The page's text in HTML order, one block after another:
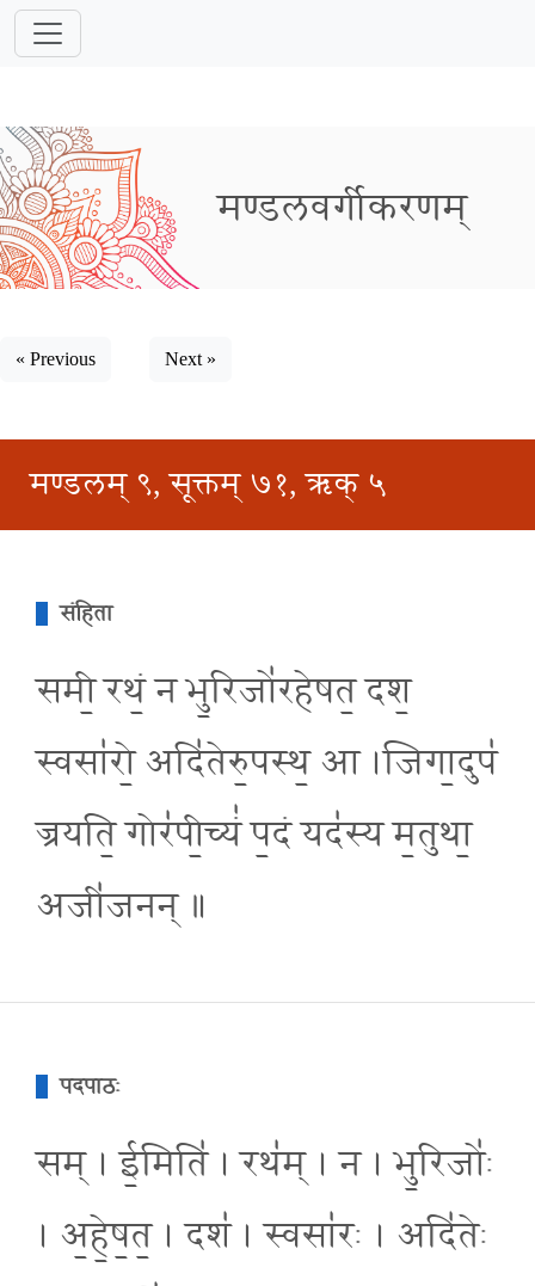
मण्डलवर्गीकरणम्
« Previous Next »
मण्डलम् ९, सूक्तम् ७१, ऋक् ५
संहिता
समी॒ रथं॒ न भु॒रिजो॑रहेषत॒ दश॒
स्वसा॑रो॒ अदि॑तेरु॒पस्थ॒ आ ।जिगा॒दुप॑
ज्रयति॒ गोर॑पी॒च्यं॑ प॒दं यद॑स्य म॒तुथा॒
अजी॑जनन् ॥
पदपाठः
सम् । ई॒मिति॑ । रथ॑म् । न । भु॒रिजोः॑
। अ॒हे॒ष॒त॒ । दश॑ । स्वसा॑रः । अदि॑तेः